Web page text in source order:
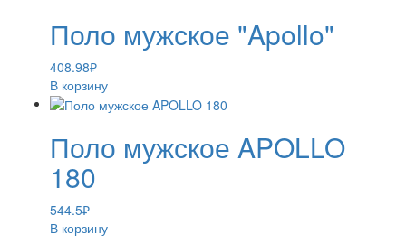
Поло мужское "Apollo"
408.98₽
В корзину
Поло мужское APOLLO
180
544.5₽
В корзину